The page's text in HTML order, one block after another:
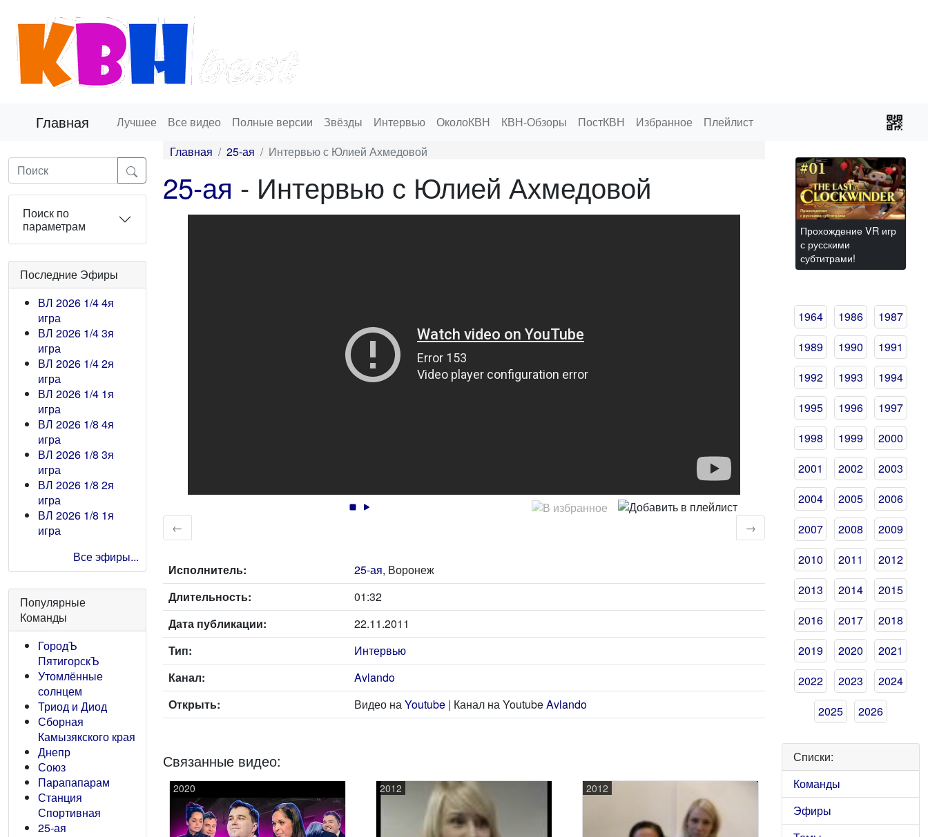
Главная Лучшее Все видео Полные версии Звёзды Интервью ОколоКВН КВН-Обзоры ПостКВН Избранное Плейлист
Поиск по
параметрам
Последние Эфиры
ВЛ 2026 1/4 4я
игра
ВЛ 2026 1/4 3я
игра
ВЛ 2026 1/4 2я
игра
ВЛ 2026 1/4 1я
игра
ВЛ 2026 1/8 4я
игра
ВЛ 2026 1/8 3я
игра
ВЛ 2026 1/8 2я
игра
ВЛ 2026 1/8 1я
игра
Все эфиры...
Популярные
Команды
ГородЪ
ПятигорскЪ
Утомлённые
солнцем
Триод и Диод
Сборная
Камызякского края
Днепр
Союз
Парапапарам
Станция
Спортивная
25-ая
Главная 25-ая Интервью с Юлией Ахмедовой
25-ая - Интервью с Юлией Ахмедовой
← →
Исполнитель: 25-ая, Воронеж
Длительность:
01:32
Дата публикации:
22.11.2011
Тип:
Интервью
Канал:
Avlando
Открыть:
Видео наYoutube | Канал на YoutubeAvlando
Связанные видео:
2020 2012 2012
Прохождение VR игр
с русскими
субтитрами!
1964 1986
1987
1989
1990
1991
1992
1993
1994
1995
1996
1997
1998
1999
2000
2001
2002
2003
2004
2005
2006
2007
2008
2009
2010
2011
2012
2013
2014
2015
2016
2017
2018
2019
2020
2021
2022
2023
2024
2025
2026
Списки:
Команды
Эфиры